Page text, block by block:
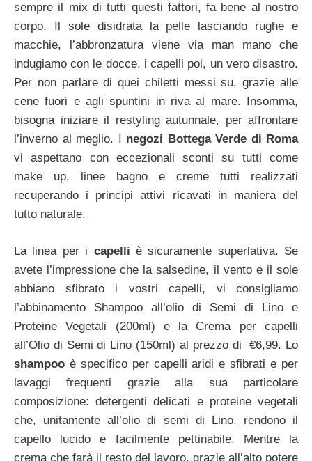
sempre il mix di tutti questi fattori, fa bene al nostro
corpo. Il sole disidrata la pelle lasciando rughe e
macchie, l’abbronzatura viene via man mano che
indugiamo con le docce, i capelli poi, un vero disastro.
Per non parlare di quei chiletti messi su, grazie alle
cene fuori e agli spuntini in riva al mare. Insomma,
bisogna iniziare il restyling autunnale, per affrontare
l’inverno al meglio. I negozi Bottega Verde di Roma
vi aspettano con eccezionali sconti su tutti come
make up, linee bagno e creme tutti realizzati
recuperando i principi attivi ricavati in maniera del
tutto naturale.
La linea per i capelli è sicuramente superlativa. Se
avete l’impressione che la salsedine, il vento e il sole
abbiano sfibrato i vostri capelli, vi consigliamo
l’abbinamento Shampoo all’olio di Semi di Lino e
Proteine Vegetali (200ml) e la Crema per capelli
all’Olio di Semi di Lino (150ml) al prezzo di €6,99. Lo
shampoo è specifico per capelli aridi e sfibrati e per
lavaggi frequenti grazie alla sua particolare
composizione: detergenti delicati e proteine vegetali
che, unitamente all’olio di semi di Lino, rendono il
capello lucido e facilmente pettinabile. Mentre la
crema che farà il resto del lavoro, grazie all’alto potere